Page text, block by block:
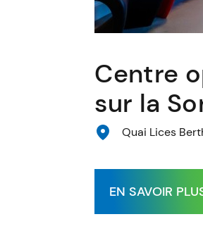
Centre
sur la
Quai Lices
EN SAVOIR